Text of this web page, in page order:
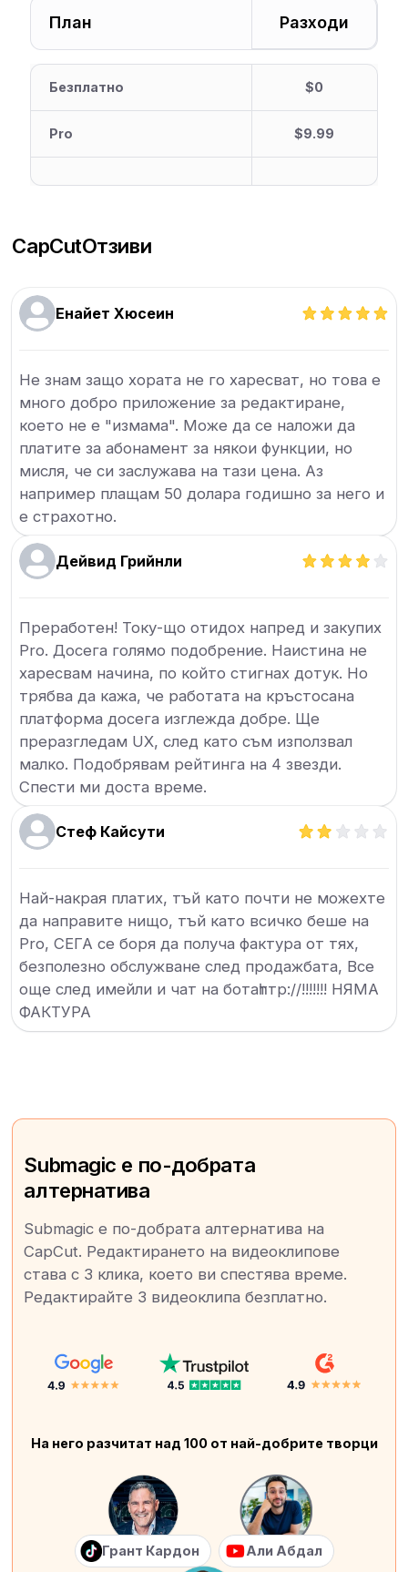
План Разходи
Безплатно $0
Pro $9.99
CapCutОтзиви
Енайет Хюсеин
Не знам защо хората не го харесват, но това е
много добро приложение за редактиране,
което не е "измама". Може да се наложи да
платите за абонамент за някои функции, но
мисля, че си заслужава на тази цена. Аз
например плащам 50 долара годишно за него и
е страхотно.
Дейвид Грийнли
Преработен! Току-що отидох напред и закупих
Pro. Досега голямо подобрение. Наистина не
харесвам начина, по който стигнах дотук. Но
трябва да кажа, че работата на кръстосана
платформа досега изглежда добре. Ще
преразгледам UX, след като съм използвал
малко. Подобрявам рейтинга на 4 звезди.
Спести ми доста време.
Стеф Кайсути
Най-накрая платих, тъй като почти не можехте
да направите нищо, тъй като всичко беше на
Pro, СЕГА се боря да получа фактура от тях,
безполезно обслужване след продажбата, Все
още след имейли и чат на ботаһттр://!!!!!!! НЯМА
ФАКТУРА
Submagic е по-добрата
алтернатива
Submagic е по-добрата алтернатива на
CapCut. Редактирането на видеоклипове
става с 3 клика, което ви спестява време.
Редактирайте 3 видеоклипа безплатно.
На него разчитат над 100 от най-добрите творци
Грант Кардон Али Абдал